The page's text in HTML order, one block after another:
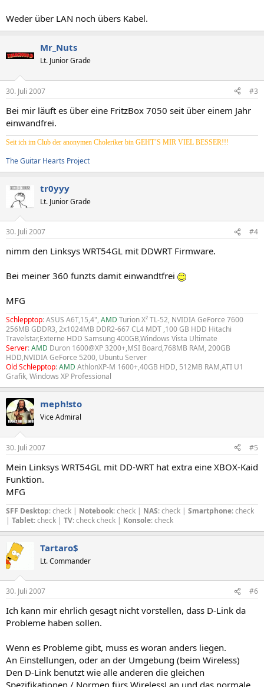
Weder über LAN noch übers Kabel.
Mr_Nuts
Lt. Junior Grade
30. Juli 2007 #3
Bei mir läuft es über eine FritzBox 7050 seit über einem Jahr
einwandfrei.
Seit ich im Club der anonymen Choleriker bin GEHT´S MIR VIEL BESSER!!!
The Guitar Hearts Project
tr0yyy
Lt. Junior Grade
30. Juli 2007 #4
nimm den Linksys WRT54GL mit DDWRT Firmware.
Bei meiner 360 funzts damit einwandtfrei
MFG
Schlepptop: ASUS A6T,15,4", AMD Turion X² TL-52, NVIDIA GeForce 7600
256MB GDDR3, 2x1024MB DDR2-667 CL4 MDT ,100 GB HDD Hitachi
Travelstar,Externe HDD Samsung 400GB,Windows Vista Ultimate
Server:AMD Duron 1600@XP 3200+,MSI Board,768MB RAM, 200GB
HDD,NVIDIA GeForce 5200, Ubuntu Server
Old Schlepptop:AMD AthlonXP-M 1600+,40GB HDD, 512MB RAM,ATI U1
Grafik, Windows XP Professional
meph!sto
Vice Admiral
30. Juli 2007 #5
Mein Linksys WRT54GL mit DD-WRT hat extra eine XBOX-Kaid
Funktion.
MFG
SFF Desktop: check | Notebook: check | NAS: check | Smartphone: check
| Tablet: check | TV: check check | Konsole: check
Tartaro$
Lt. Commander
30. Juli 2007 #6
Ich kann mir ehrlich gesagt nicht vorstellen, dass D-Link da
Probleme haben sollen.
Wenn es Probleme gibt, muss es woran anders liegen.
An Einstellungen, oder an der Umgebung (beim Wireless)
Den D-Link benutzt wie alle anderen die gleichen
Spezifikationen / Normen fürs WirelessLan und das normale